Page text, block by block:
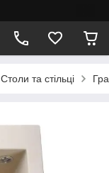
Столи та стільці